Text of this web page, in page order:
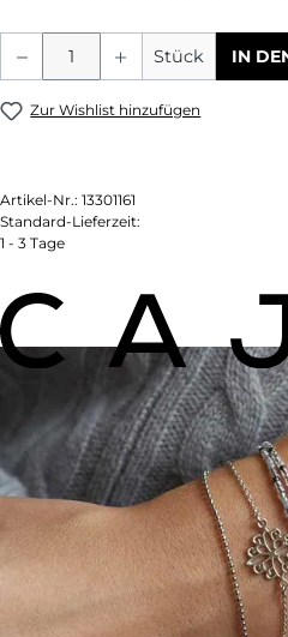
Produkt Anzahl: Gib
Stück IN
Zur Wishlist hinzufügen
Artikel-Nr.: 13301161
Standard-Lieferzeit:
1 - 3 Tage